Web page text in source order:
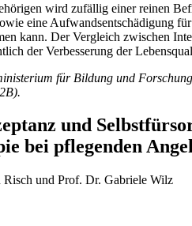
wird zufällig einer reinen
eine Aufwandsentschädigung
kann. Der Vergleich zwischen
der Verbesserung der
für Bildung und
und
bei pflegenden
und Prof. Dr. Gabriele Wilz